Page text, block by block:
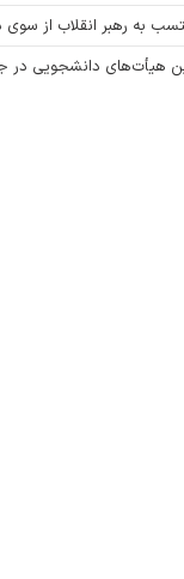
به رهبر انقلاب از سوی
هیأت‌های دانشجویی در